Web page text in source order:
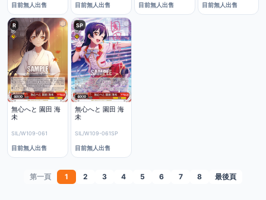
目前無人出售 目前無人出售 目前無人出售 目前無人出售
R
無心へと 園田 海
未
SIL/W109-061
目前無人出售
SP
無心へと 園田 海
未
SIL/W109-061SP
目前無人出售
第一頁 1 2 3 4 5 6 7 8 最後頁